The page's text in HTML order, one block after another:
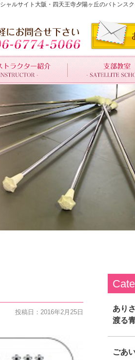
ルサイト大阪・四天王寺夕陽ヶ丘のバトンス
投稿日：2016年2月25日
あり
渡る
ごあ